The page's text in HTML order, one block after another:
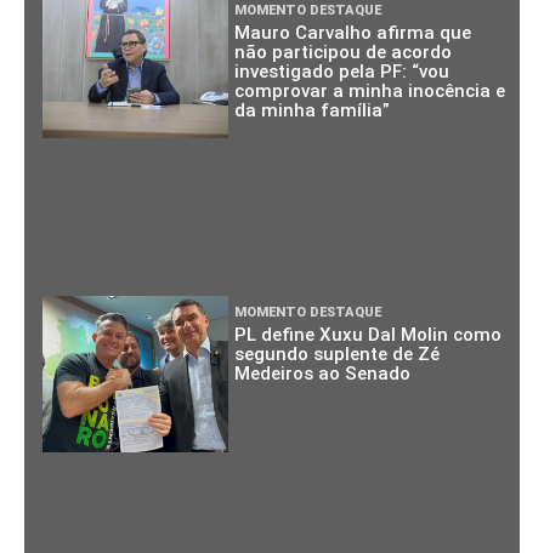
MOMENTO DESTAQUE
Mauro Carvalho afirma que
não participou de acordo
investigado pela PF: “vou
comprovar a minha inocência e
da minha família”
MOMENTO DESTAQUE
PL define Xuxu Dal Molin como
segundo suplente de Zé
Medeiros ao Senado